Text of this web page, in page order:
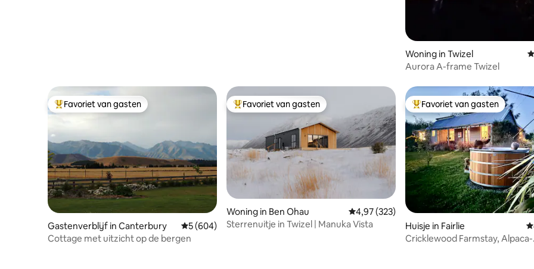
Woning in Twizel
Aurora A-frame Twizel
Topfavoriet van gasten
Favoriet van gasten
Gastenverblijf in Canterbury Gemiddelde beoordeling van 5 uit 5, 604 recensies
5 (604)
Cottage met uitzicht op de bergen
Topfavoriet van gasten
Favoriet van gasten
Woning in Ben Ohau Gemiddelde beoordeling van 4,97 uit 5, 323
4,97 (323)
Sterrenuitje in Twizel | Manuka Vista
Topfavoriet van gasten
Favoriet van gasten
Huisje in Fairlie
Cricklewood Farmstay, Alpaca-